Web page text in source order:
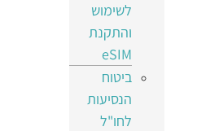
לשימוש
והתקנת
eSIM
ביטוח
הנסיעות
לחו"ל